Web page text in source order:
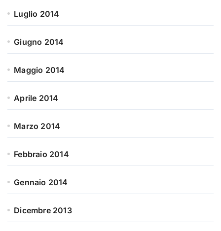
Luglio 2014
Giugno 2014
Maggio 2014
Aprile 2014
Marzo 2014
Febbraio 2014
Gennaio 2014
Dicembre 2013